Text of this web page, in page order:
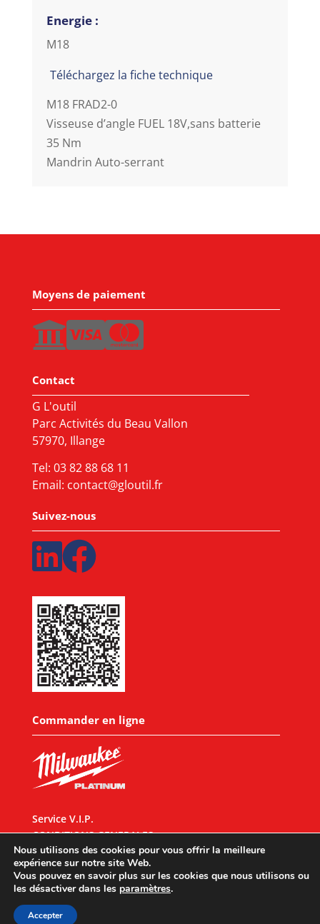
Energie :
M18
Téléchargez la fiche technique
M18 FRAD2-0
Visseuse d’angle FUEL 18V,sans batterie
35 Nm
Mandrin Auto-serrant
Moyens de paiement
Contact
G L'outil
Parc Activités du Beau Vallon
57970, Illange
Tel: 03 82 88 68 11
Email: contact@gloutil.fr
Suivez-nous
Commander en ligne
Service V.I.P.
CONDITIONS GENERALES
Nous utilisons des cookies pour vous offrir la meilleure
expérience sur notre site Web.
Vous pouvez en savoir plus sur les cookies que nous utilisons ou
les désactiver dans les paramètres.
Accepter